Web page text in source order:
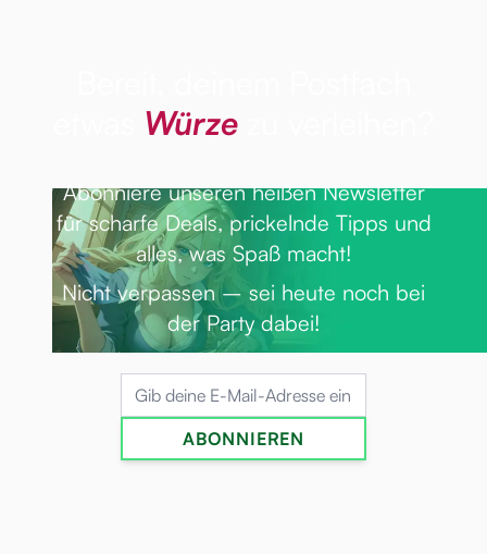
Würze
Abonniere unseren heißen Newsletter
für scharfe Deals, prickelnde Tipps und
alles, was Spaß macht!
Nicht verpassen – sei heute noch bei
der Party dabei!
E-Mailadresse
ABONNIEREN